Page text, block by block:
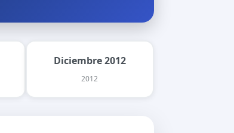
Diciembre 2012
2012